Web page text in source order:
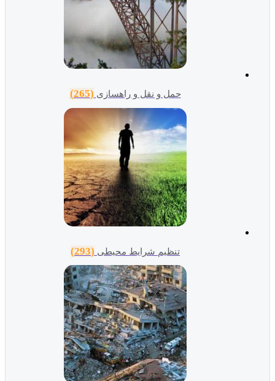
حمل و نقل و راهسازی (265)
تنظیم شرایط محیطی (293)